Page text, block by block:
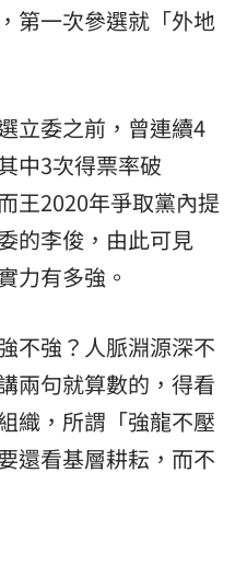
第一次參選就「外地
立委之前，曾連續4
中3次得票率破
王2020年爭取黨內提
的李俊，由此可見
力有多強。
不強？人脈淵源深不
兩句就算數的，得看
織，所謂「強龍不壓
還看基層耕耘，而不